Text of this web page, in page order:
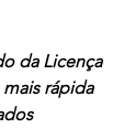
daLicença
rápida